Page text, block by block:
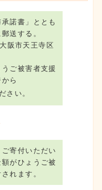
諾書」ととも
送する。
阪市天王寺区
ご被害者支援
ら
さい。
ご寄付いただい
がひょうご被
れます。